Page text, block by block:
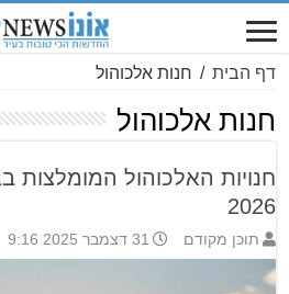
דף הבית / חנות אלכוהול
חנות אלכוהול
חנויות האלכוהול המומלצות
2026
תוכן מקודם 31 דצמבר 2025 9:16